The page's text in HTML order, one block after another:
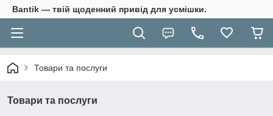
Bantik — твій щоденний привід для усмішки.
Товари та послуги
Товари та послуги